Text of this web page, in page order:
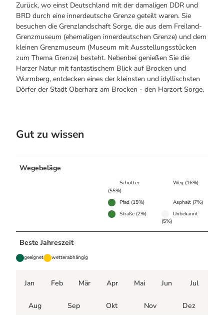
Zurück, wo einst Deutschland mit der damaligen DDR und
BRD durch eine innerdeutsche Grenze geteilt waren. Sie
besuchen die Grenzlandschaft Sorge, die aus dem Freiland-
Grenzmuseum (ehemaligen innerdeutschen Grenze) und dem
kleinen Grenzmuseum (Museum mit Ausstellungsstücken
zum Thema Grenze) besteht. Nebenbei genießen Sie die
Harzer Natur mit fantastischem Blick auf Brocken und
Wurmberg, entdecken eines der kleinsten und idyllischsten
Dörfer der Stadt Oberharz am Brocken - den Harzort Sorge.
Gut zu wissen
Wegebeläge
Schotter
(55%)
Weg (16%)
Pfad (15%)
Asphalt (7%)
Straße (2%)
Unbekannt
(5%)
Beste Jahreszeit
geeignet wetterabhängig
Jan Feb Mär Apr Mai Jun Jul
Aug Sep Okt Nov Dez